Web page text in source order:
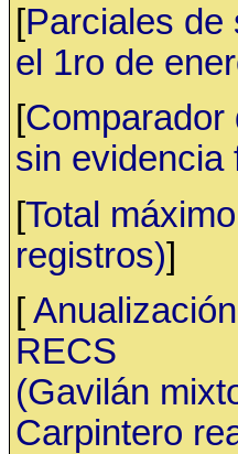
[Parciales de
el 1ro de
[
sin evidencia
[Total
registros)]
[
RECS
(Gavilán
Carpintero